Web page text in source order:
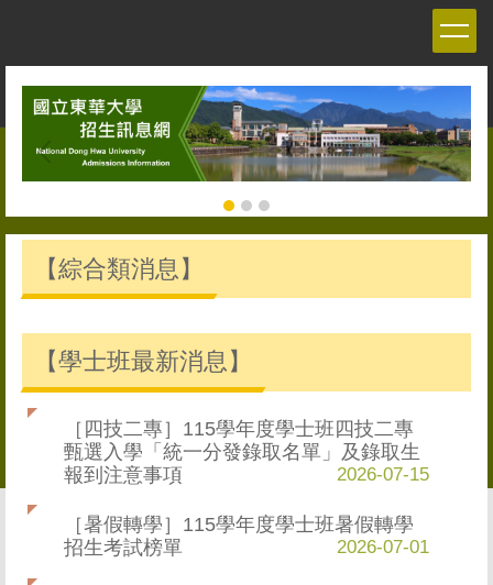
主
【綜合類消息】
【學士班最新消息】
［四技二專］115學年度學士班四技二專
甄選入學「統一分發錄取名單」及錄取生
報到注意事項
2026-07-15
［暑假轉學］115學年度學士班暑假轉學
招生考試榜單
2026-07-01